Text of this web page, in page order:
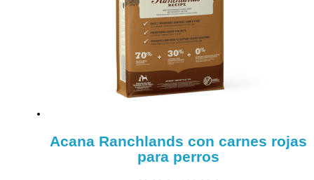
opciones
se
pueden
elegir
en
la
Acana Ranchlands con carnes rojas
para perros